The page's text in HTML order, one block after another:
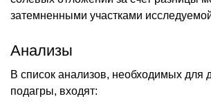
затемненными участками
Анализы
В список анализов, необходимых для
подагры, входят: